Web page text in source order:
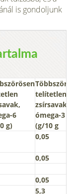
is gondoljunk
6
g)
telítetlen
zsírsavak,
ómega-3
(g/10 g
0,05
0,05
0,05
5,3